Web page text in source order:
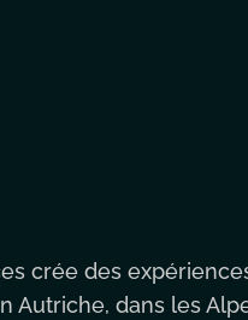
crée des
Autriche, dans les